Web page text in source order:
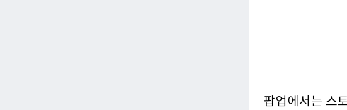
팝업에서는 스